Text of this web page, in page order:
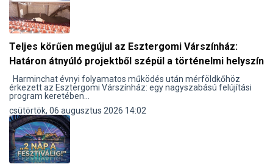
Teljes körűen megújul az Esztergomi Várszínház:
Határon átnyúló projektből szépül a történelmi helyszín
Harminchat évnyi folyamatos működés után mérföldkőhöz
érkezett az Esztergomi Várszínház: egy nagyszabású felújítási
program keretében...
csütörtök, 06 augusztus 2026 14:02